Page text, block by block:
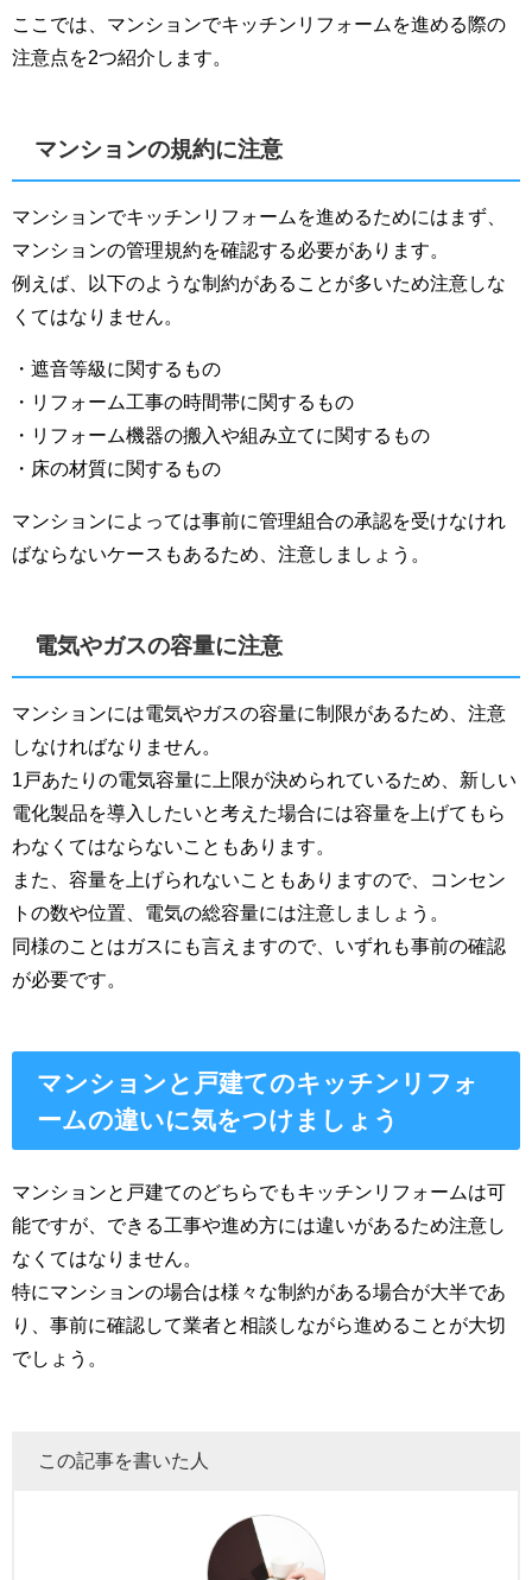
ここでは、マンションでキッチンリフォームを進める際の
注意点を2つ紹介します。
マンションの規約に注意
マンションでキッチンリフォームを進めるためにはまず、
マンションの管理規約を確認する必要があります。
例えば、以下のような制約があることが多いため注意しな
くてはなりません。
・遮音等級に関するもの
・リフォーム工事の時間帯に関するもの
・リフォーム機器の搬入や組み立てに関するもの
・床の材質に関するもの
マンションによっては事前に管理組合の承認を受けなけれ
ばならないケースもあるため、注意しましょう。
電気やガスの容量に注意
マンションには電気やガスの容量に制限があるため、注意
しなければなりません。
1戸あたりの電気容量に上限が決められているため、新しい
電化製品を導入したいと考えた場合には容量を上げてもら
わなくてはならないこともあります。
また、容量を上げられないこともありますので、コンセン
トの数や位置、電気の総容量には注意しましょう。
同様のことはガスにも言えますので、いずれも事前の確認
が必要です。
マンションと戸建てのキッチンリフォ
ームの違いに気をつけましょう
マンションと戸建てのどちらでもキッチンリフォームは可
能ですが、できる工事や進め方には違いがあるため注意し
なくてはなりません。
特にマンションの場合は様々な制約がある場合が大半であ
り、事前に確認して業者と相談しながら進めることが大切
でしょう。
この記事を書いた人